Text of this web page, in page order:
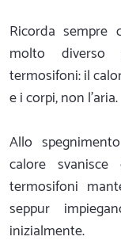
Ricorda sempre
molto diverso
termosifoni: il
e i corpi, non l'aria.
Allo
calore
termosifoni
seppur
inizialmente.